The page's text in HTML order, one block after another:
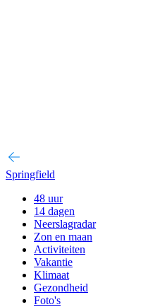
Springfield
48 uur
14 dagen
Neerslagradar
Zon en maan
Activiteiten
Vakantie
Klimaat
Gezondheid
Foto's